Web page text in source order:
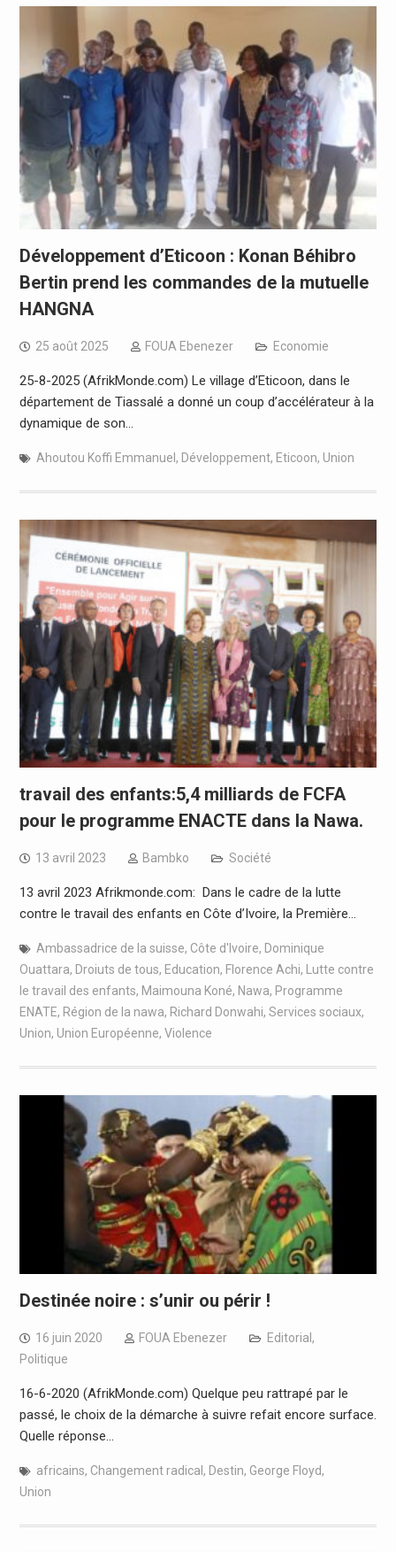
Développement d’Eticoon : Konan Béhibro
Bertin prend les commandes de la mutuelle
HANGNA
25 août 2025 FOUA Ebenezer Economie
25-8-2025 (AfrikMonde.com) Le village d’Eticoon, dans le
département de Tiassalé a donné un coup d’accélérateur à la
dynamique de son…
Ahoutou Koffi Emmanuel , Développement, Eticoon, Union
travail des enfants:5,4 milliards de FCFA
pour le programme ENACTE dans la Nawa.
13 avril 2023 Bambko Société
13 avril 2023 Afrikmonde.com: Dans le cadre de la lutte
contre le travail des enfants en Côte d’Ivoire, la Première…
Ambassadrice de la suisse, Côte d'Ivoire, Dominique
Ouattara, Droiuts de tous, Education, Florence Achi, Lutte contre
le travail des enfants, Maimouna Koné, Nawa, Programme
ENATE, Région de la nawa, Richard Donwahi, Services sociaux,
Union, Union Européenne, Violence
Destinée noire : s’unir ou périr !
16 juin 2020 FOUA Ebenezer Editorial ,
Politique
16-6-2020 (AfrikMonde.com) Quelque peu rattrapé par le
passé, le choix de la démarche à suivre refait encore surface.
Quelle réponse…
africains, Changement radical , Destin, George Floyd,
Union